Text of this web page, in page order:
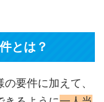
とは？
要件に加えて、